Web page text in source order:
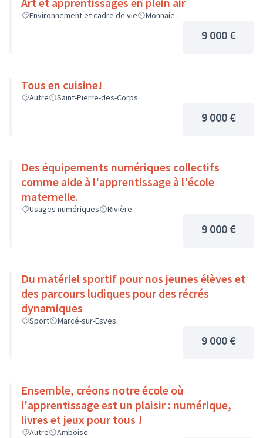
Environnement et cadre de vie Monnaie
9 000 €
Tous en cuisine!
Autre Saint-Pierre-des-Corps
9 000 €
Des équipements numériques collectifs
comme aide à l'apprentissage à l'école
maternelle.
Usages numériques Rivière
9 000 €
Du matériel sportif pour nos jeunes élèves et
des parcours ludiques pour des récrés
dynamiques
Sport Marcé-sur-Esves
9 000 €
Ensemble, créons notre école où
l'apprentissage est un plaisir : numérique,
livres et jeux pour tous !
Autre Amboise